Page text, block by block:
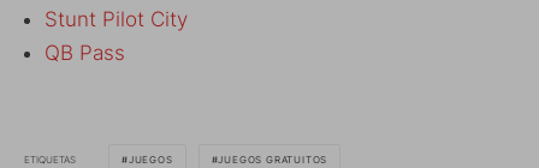
Stunt Pilot City
QB Pass
ETIQUETAS JUEGOS JUEGOS GRATUITOS